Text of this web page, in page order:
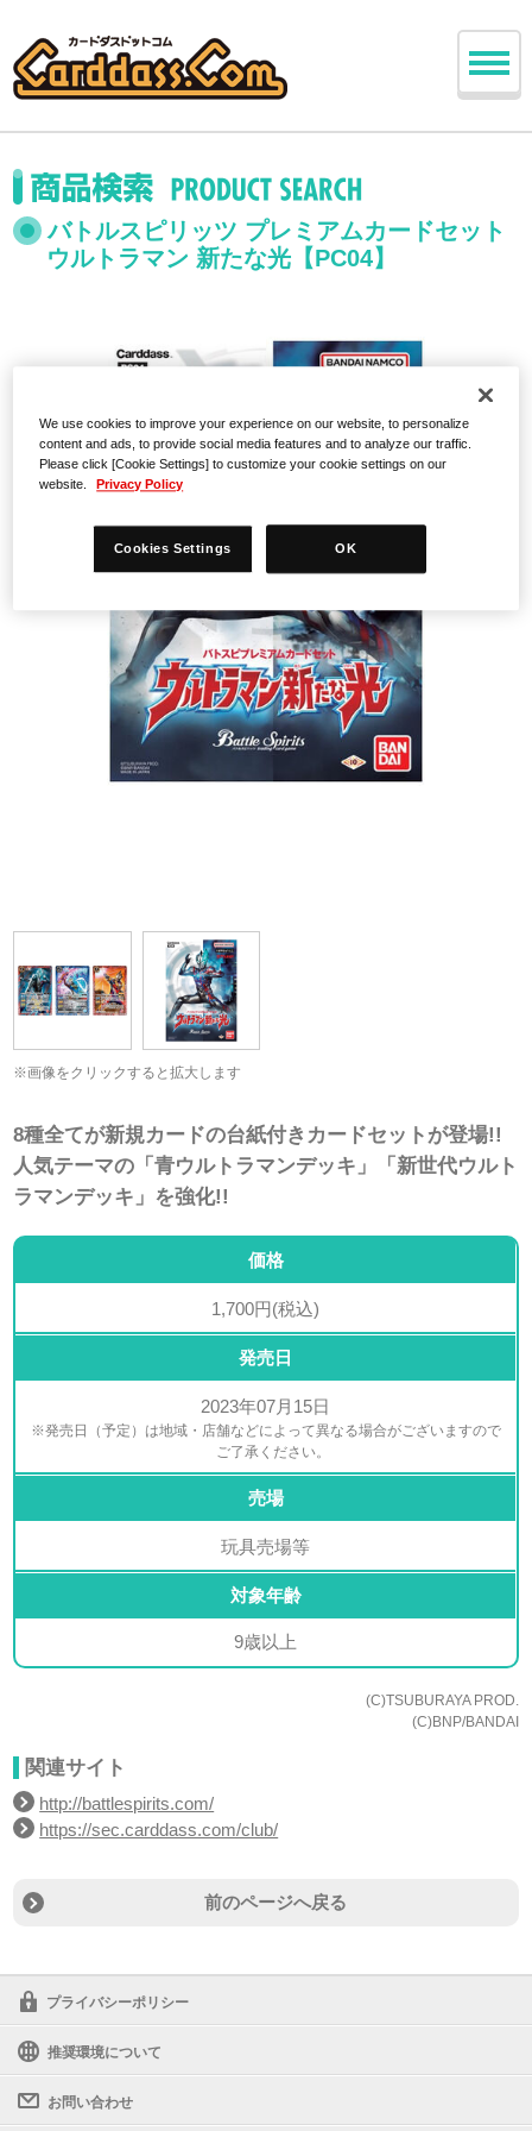
バトルスピリッツ プレミアムカードセット
ウルトラマン 新たな光【PC04】
※画像をクリックすると拡大します
8種全てが新規カードの台紙付きカードセットが登場!!
人気テーマの「青ウルトラマンデッキ」「新世代ウルト
ラマンデッキ」を強化!!
価格
1,700円(税込)
発売日
2023年07月15日
※発売日（予定）は地域・店舗などによって異なる場合がございますので
ご了承ください。
売場
玩具売場等
対象年齢
9歳以上
(C)TSUBURAYA PROD.
(C)BNP/BANDAI
関連サイト
http://battlespirits.com/
https://sec.carddass.com/club/
前のページへ戻る
プライバシーポリシー
推奨環境について
お問い合わせ
We use cookies to improve your experience on our website, to personalize
content and ads, to provide social media features and to analyze our traffic.
Please click [Cookie Settings] to customize your cookie settings on our
website.
Privacy Policy
Cookies Settings OK